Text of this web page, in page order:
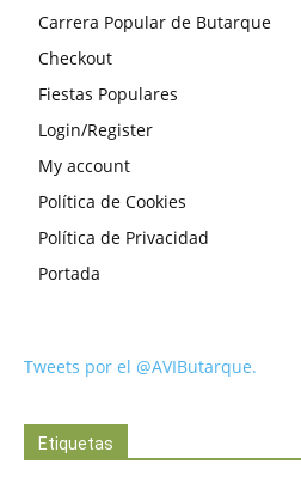
Carrera Popular de Butarque
Checkout
Fiestas Populares
Login/Register
My account
Política de Cookies
Política de Privacidad
Portada
Tweets por el @AVIButarque.
Etiquetas